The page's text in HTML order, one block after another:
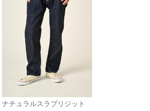
ナチュラルスラブリジット